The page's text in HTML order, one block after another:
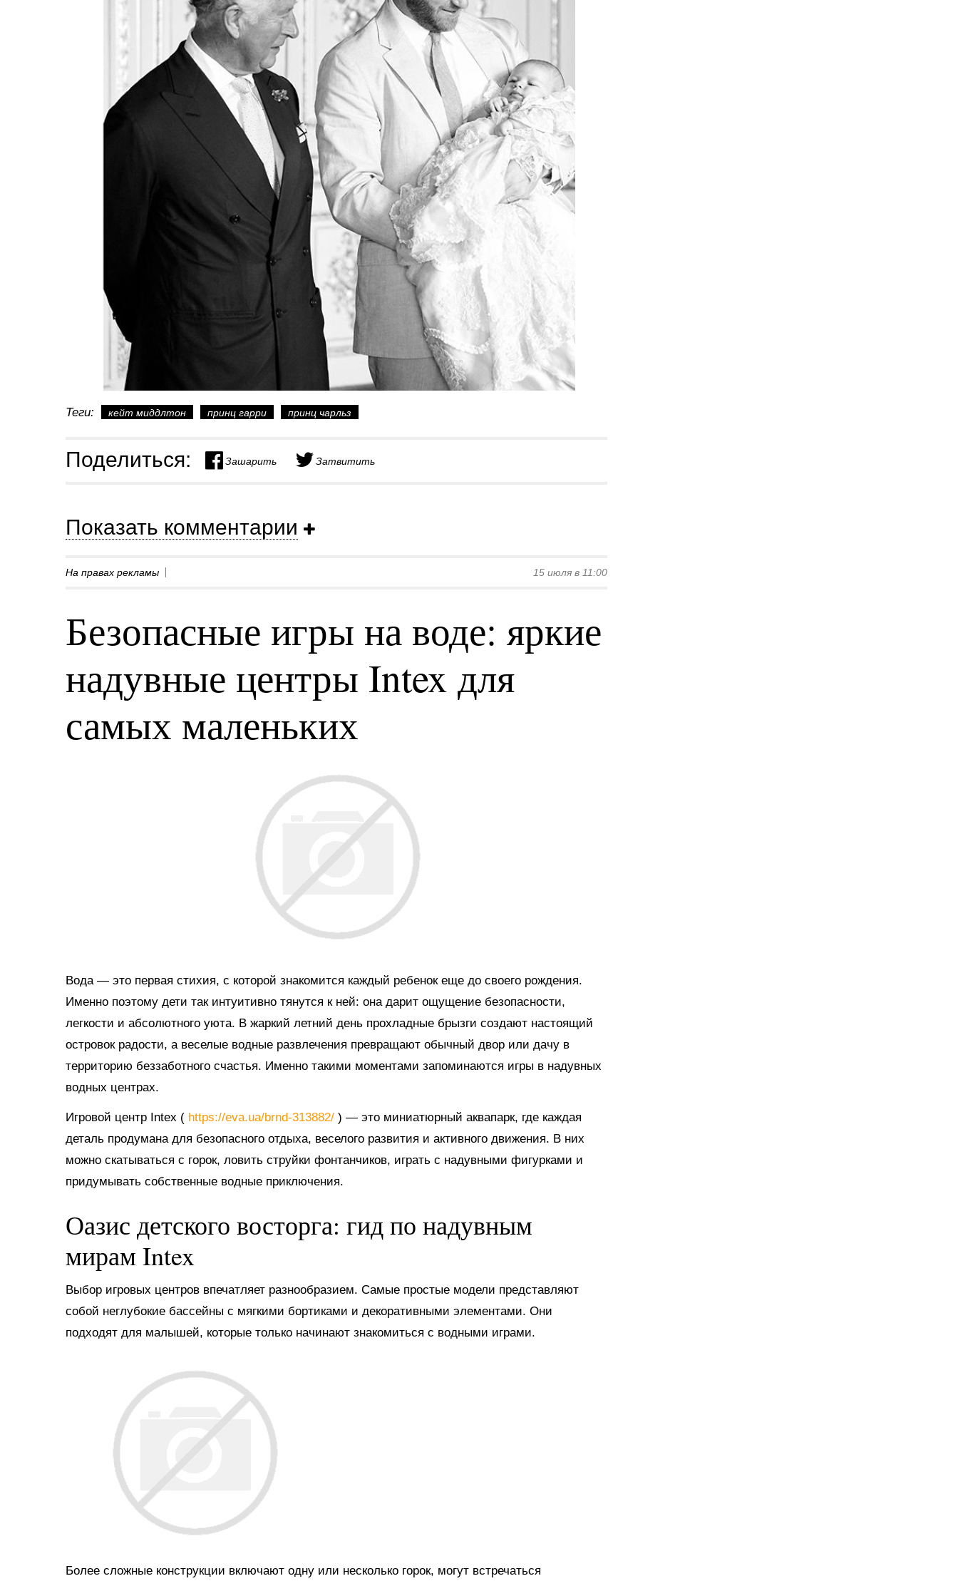
Теги: кейт миддлтон принц гарри принц чарльз
Поделиться: Зашарить Затвитить
Показать комментарии
На правах рекламы 15 июля в 11:00
Безопасные игры на воде: яркие
надувные центры Intex для
самых маленьких
Вода — это первая стихия, с которой знакомится каждый ребенок еще до своего рождения.
Именно поэтому дети так интуитивно тянутся к ней: она дарит ощущение безопасности,
легкости и абсолютного уюта. В жаркий летний день прохладные брызги создают настоящий
островок радости, а веселые водные развлечения превращают обычный двор или дачу в
территорию беззаботного счастья. Именно такими моментами запоминаются игры в надувных
водных центрах.
Игровой центр Intex ( https://eva.ua/brnd-313882/ ) — это миниатюрный аквапарк, где каждая
деталь продумана для безопасного отдыха, веселого развития и активного движения. В них
можно скатываться с горок, ловить струйки фонтанчиков, играть с надувными фигурками и
придумывать собственные водные приключения.
Оазис детского восторга: гид по надувным
мирам Intex
Выбор игровых центров впечатляет разнообразием. Самые простые модели представляют
собой неглубокие бассейны с мягкими бортиками и декоративными элементами. Они
подходят для малышей, которые только начинают знакомиться с водными играми.
Более сложные конструкции включают одну или несколько горок, могут встречаться